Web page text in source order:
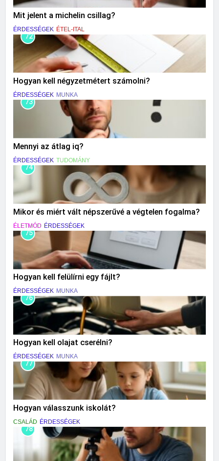
Mit jelent a michelin csillag?
ÉRDESSÉGEK ÉTEL-ITAL
72
Hogyan kell négyzetmétert számolni?
ÉRDESSÉGEK MUNKA
73
Mennyi az átlag iq?
ÉRDESSÉGEK TUDOMÁNY
74
Mikor és miért vált népszerűvé a végtelen fogalma?
ÉLETMÓD ÉRDESSÉGEK
75
Hogyan kell felülírni egy fájlt?
ÉRDESSÉGEK MUNKA
76
Hogyan kell olajat cserélni?
ÉRDESSÉGEK MUNKA
77
Hogyan válasszunk iskolát?
CSALÁD ÉRDESSÉGEK
78